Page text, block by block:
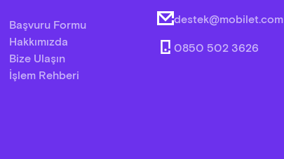
Başvuru Formu
Hakkımızda
Bize Ulaşın
İşlem Rehberi
destek@mobilet.com
0850 502 3626